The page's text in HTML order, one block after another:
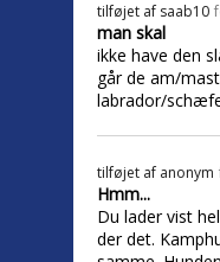
tilføjet af saab10
man skal
ikke have den
går de am/
labrador/
tilføjet af anonym
Hmm...
Du lader vist
der det.